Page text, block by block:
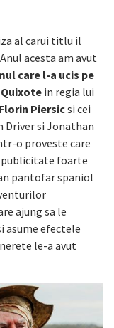
al carui titlu il
acesta am avut
care l-a ucis pe
Quixote in regia lui
Piersicsi cei
Driver si Jonathan
o proveste care
publicitate foarte
pantofar spaniol
ajung sa le
asume efectele
le-a avut